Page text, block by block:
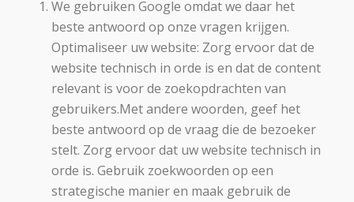
We gebruiken Google omdat we daar het
beste antwoord op onze vragen krijgen.
Optimaliseer uw website: Zorg ervoor dat de
website technisch in orde is en dat de content
relevant is voor de zoekopdrachten van
gebruikers.Met andere woorden, geef het
beste antwoord op de vraag die de bezoeker
stelt. Zorg ervoor dat uw website technisch in
orde is. Gebruik zoekwoorden op een
strategische manier en maak gebruik de